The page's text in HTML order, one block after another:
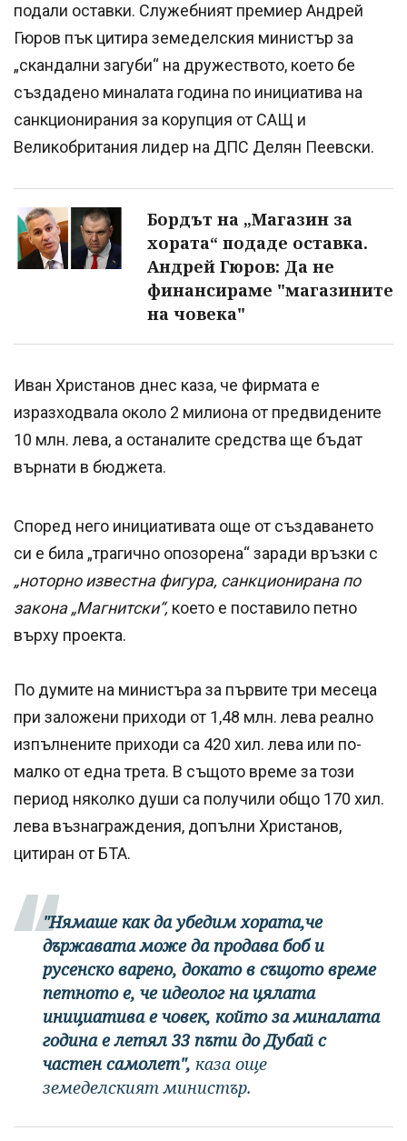
подали оставки. Служебният премиер Андрей
Гюров пък цитира земеделския министър за
„скандални загуби“ на дружеството, което бе
създадено миналата година по инициатива на
санкционирания за корупция от САЩ и
Великобритания лидер на ДПС Делян Пеевски.
Бордът на „Магазин за
хората“ подаде оставка.
Андрей Гюров: Да не
финансираме "магазините
на човека"
Иван Христанов днес каза, че фирмата е
изразходвала около 2 милиона от предвидените
10 млн. лева, а останалите средства ще бъдат
върнати в бюджета.
Според него инициативата още от създаването
си е била „трагично опозорена“ заради връзки с
„ноторно известна фигура, санкционирана по
закона „Магнитски“, което е поставило петно
върху проекта.
По думите на министъра за първите три месеца
при заложени приходи от 1,48 млн. лева реално
изпълнените приходи са 420 хил. лева или по-
малко от една трета. В същото време за този
период няколко души са получили общо 170 хил.
лева възнаграждения, допълни Христанов,
цитиран от БТА.
"Нямаше как да убедим хората,че
държавата може да продава боб и
русенско варено, докато в същото време
петното е, че идеолог на цялата
инициатива е човек, който за миналата
година е летял 33 пъти до Дубай с
частен самолет", каза още
земеделският министър.